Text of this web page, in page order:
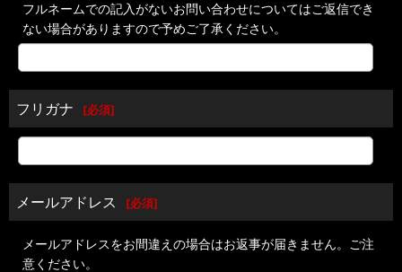
フルネームでの記入がないお問い合わせについてはご返信でき
ない場合がありますので予めご了承ください。
フリガナ [必須]
メールアドレス [必須]
メールアドレスをお間違えの場合はお返事が届きません。ご注
意ください。